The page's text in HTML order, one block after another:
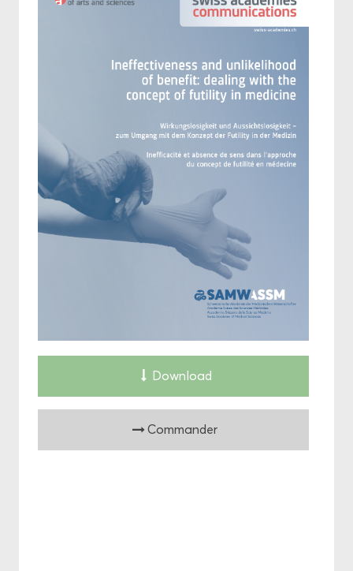
Down­load
Com­man­der